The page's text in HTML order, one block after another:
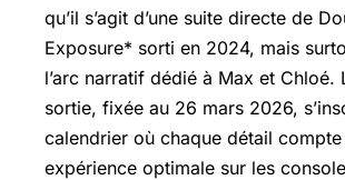
qu’il s’agit d’une suite directe de
Exposure* sorti en 2024, mais
l’arc narratif dédié à Max et Chloé.
sortie, fixée au 26 mars 2026,
calendrier où chaque détail
expérience optimale sur les